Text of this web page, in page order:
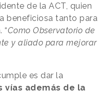
de la ACT, quien
beneficiosa tanto para
“Como Observatorio de
y aliado para mejorar
es dar la
además de la